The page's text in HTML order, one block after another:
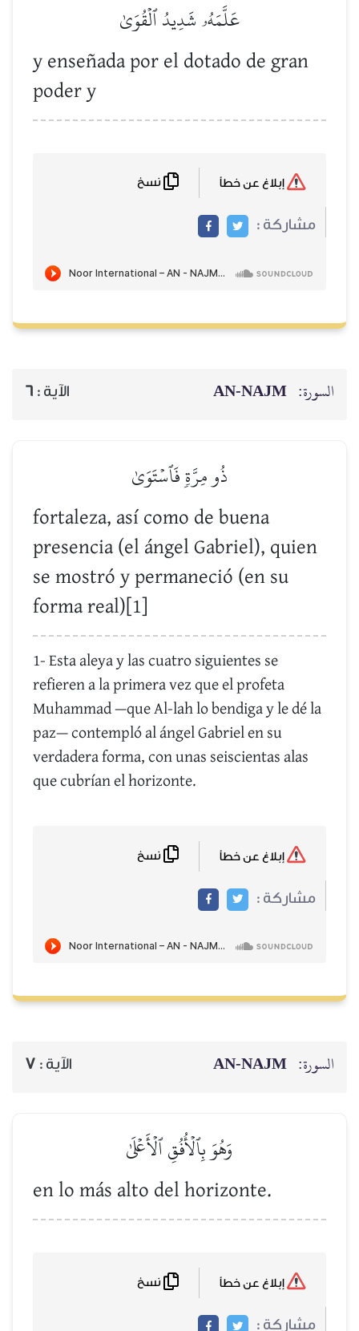
عَلَّمَهُۥ شَدِيدُ ٱلۡقُوَىٰ
y enseñada por el dotado de gran
poder y
مشاركة :
السورة: AN-NAJM الآية : 6
ذُو مِرَّةٖ فَٱسۡتَوَىٰ
fortaleza, así como de buena
presencia (el ángel Gabriel), quien
se mostró y permaneció (en su
forma real)[1]
1- Esta aleya y las cuatro siguientes se
refieren a la primera vez que el profeta
Muhammad —que Al-lah lo bendiga y le dé la
paz— contempló al ángel Gabriel en su
verdadera forma, con unas seiscientas alas
que cubrían el horizonte.
مشاركة :
السورة: AN-NAJM الآية : 7
وَهُوَ بِٱلۡأُفُقِ ٱلۡأَعۡلَىٰ
en lo más alto del horizonte.
مشاركة :